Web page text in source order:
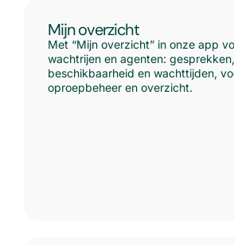
Mijn overzicht
Met “Mijn overzicht” in onze app
wachtrijen en agenten: gesprekken,
beschikbaarheid en wachttijden,
oproepbeheer en overzicht.